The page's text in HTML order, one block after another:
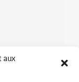
aux